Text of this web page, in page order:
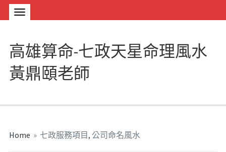
高雄算命-七政天星命理風水
黃鼎頤老師
Home » 七政服務項目 , 公司命名風水